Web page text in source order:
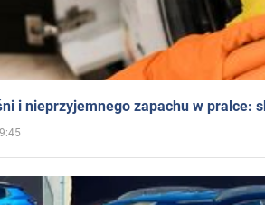
i nieprzyjemnego zapachu w pralce: